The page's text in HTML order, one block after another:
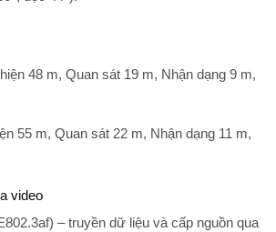
48 m, Quan sát 19 m, Nhận dạng 9 m,
55 m, Quan sát 22 m, Nhận dạng 11 m,
video
– truyền dữ liệu và cấp nguồn qua